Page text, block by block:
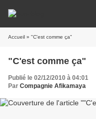
Accueil » "C'est comme ça"
"C'est comme ça"
Publié le 02/12/2010 à 04:01
Par Compagnie Afikamaya